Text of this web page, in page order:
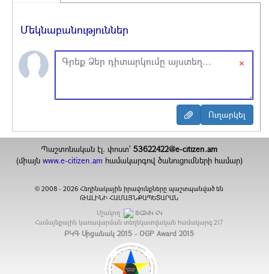
Մեկնաբանություններ
×
Պաշտոնական էլ. փոստ`53622422@e-citizen.am
(միայն www.e-citizen.am համակարգով ծանուցումների համար)
© 2008 -2026 Հեղինակային իրավունքները պաշտպանված են
ԹԱԼԻՆԻ ՀԱՄԱՅՆՔԱՊԵՏԱՐԱՆ
Մշակող
ՏՀԶՎԿ ՀԿ
Համայնքային կառավարման տեղեկատվական համակարգ 217
ԲԿԳ Մրցանակ 2015 - OGP Award 2015